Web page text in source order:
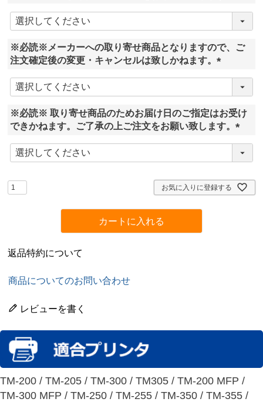
(
必
)
※必読※メーカーへの取り寄せ商品となりますので、ご
注文確定後の変更・キャンセルは致しかねます。
(
)
※必読※ 取り寄せ商品のためお届け日のご指定はお受け
できかねます。ご了承の上ご注文をお願い致します。
(
必
)
お気に入りに登録する
カートに入れる
返品特約について
商品についてのお問い合わせ
レビューを書く
TM-200 / TM-205 / TM-300 / TM305 / TM-200 MFP /
TM-300 MFP / TM-250 / TM-255 / TM-350 / TM-355 /